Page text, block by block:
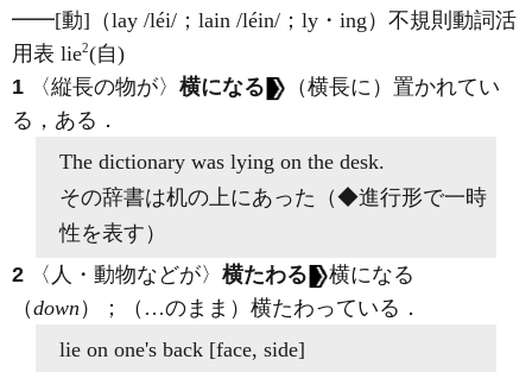
━━[動] （lay /léi/ ；lain /léin/ ；ly・ing） 不規則動詞活
用表 lie2(自)
1 〈縦長の物が〉 横になる
（横長に）置かれてい
る，ある ．
The dictionary was lying on the desk.
その辞書は机の上にあった（◆進行形で一時
性を表す）
2 〈人・動物などが〉 横たわる
横になる
（down ）；（…のまま）横たわっている ．
lie on one's back [face, side]